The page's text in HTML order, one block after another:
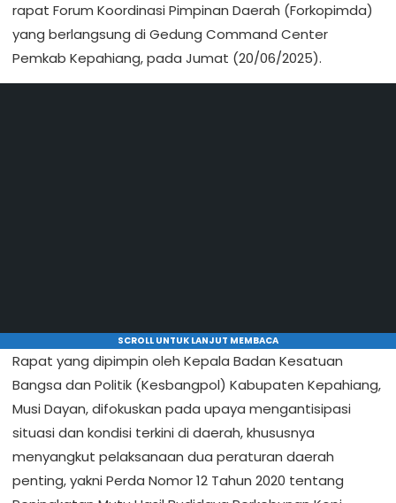
rapat Forum Koordinasi Pimpinan Daerah (Forkopimda)
yang berlangsung di Gedung Command Center
Pemkab Kepahiang, pada Jumat (20/06/2025).
SCROLL UNTUK LANJUT MEMBACA
Rapat yang dipimpin oleh Kepala Badan Kesatuan
Bangsa dan Politik (Kesbangpol) Kabupaten Kepahiang,
Musi Dayan, difokuskan pada upaya mengantisipasi
situasi dan kondisi terkini di daerah, khususnya
menyangkut pelaksanaan dua peraturan daerah
penting, yakni Perda Nomor 12 Tahun 2020 tentang